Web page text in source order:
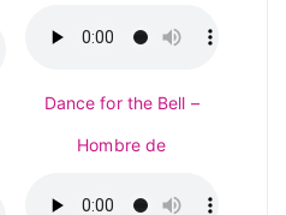
Dance for the Bell –
Hombre de